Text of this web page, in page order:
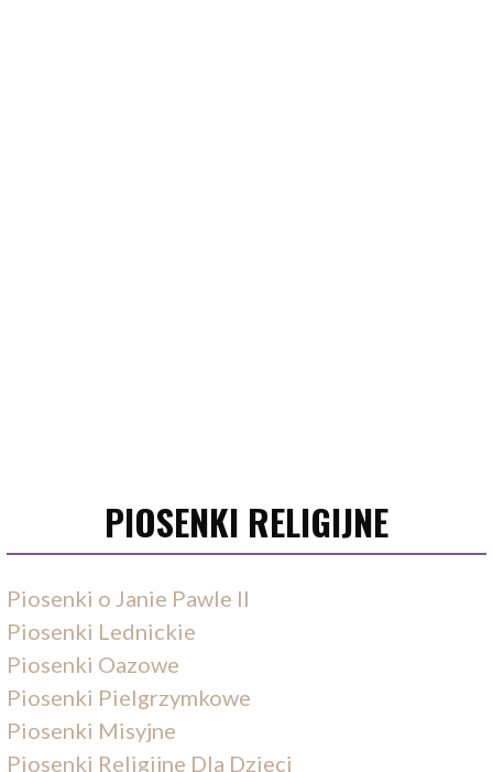
PIOSENKI RELIGIJNE
Piosenki o Janie Pawle II
Piosenki Lednickie
Piosenki Oazowe
Piosenki Pielgrzymkowe
Piosenki Misyjne
Piosenki Religijne Dla Dzieci